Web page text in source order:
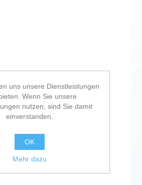
uns unsere Dienstleistungen
Wenn Sie unsere
nutzen, sind Sie damit
einverstanden.
OK
Mehr dazu